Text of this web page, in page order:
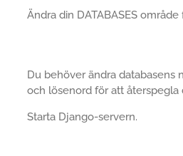
Ändra din DATABASES
Du behöver ändra databasens
och lösenord för att återspegla
Starta Django-servern.